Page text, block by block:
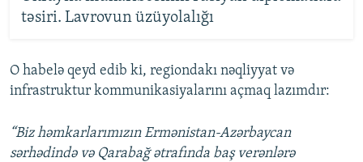
təsiri. Lavrovun üzüyolalığı
O habelə qeyd edib ki, regiondakı nəqliyyat və
infrastruktur kommunikasiyalarını açmaq lazımdır:
“Biz həmkarlarımızın Ermənistan-Azərbaycan
sərhədində və Qarabağ ətrafında baş verənlərə